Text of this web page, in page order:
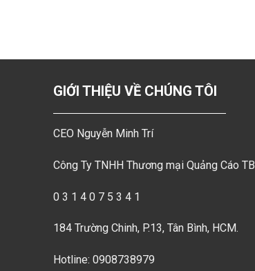
GIỚI THIỆU VỀ CHÚNG TÔI
CEO Nguyễn Minh Trí
Công Ty TNHH Thương mại Quảng Cáo TB
0 3 1 4 0 7 5 3 4 1
184 Trường Chinh, P.13, Tân Bình, HCM.
Hotline: 0908738979